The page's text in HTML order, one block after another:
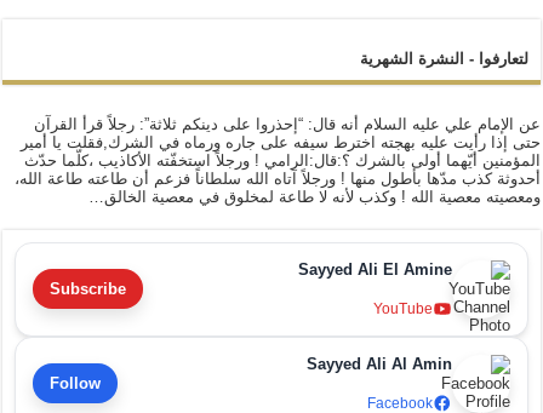
لتعارفوا - النشرة الشهرية
عن الإمام علي عليه السلام أنه قال: “إحذروا على دينكم ثلاثة”: رجلاً قرأ القرآن
حتى إذا رأيت عليه بهجته اخترط سيفه على جاره ورماه في الشرك,فقلت يا أمير
المؤمنين أيّهما أولى بالشرك ؟:قال:الرامي ! ورجلاً استخفّته الأكاذيب ،كلّما حدّث
أحدوثة كذب مدّها بأطول منها ! ورجلاً آتاه الله سلطاناً فزعم أن طاعته طاعة الله،
ومعصيته معصية الله ! وكذب لأنه لا طاعة لمخلوق في معصية الخالق…
Sayyed Ali El Amine
YouTube
Subscribe
Sayyed Ali Al Amin
Facebook
Follow